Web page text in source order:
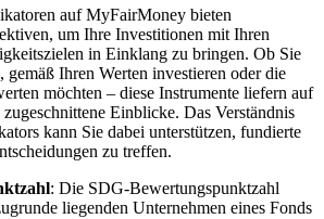
auf MyFairMoney bieten
um Ihre Investitionen mit Ihren
in Einklang zu bringen. Ob Sie
gemäß Ihren Werten investieren oder die
möchten – diese Instrumente liefern auf
Einblicke. Das Verständnis
kann Sie dabei unterstützen, fundierte
zu treffen.
: Die SDG-Bewertungspunktzahl
liegenden Unternehmen eines Fonds